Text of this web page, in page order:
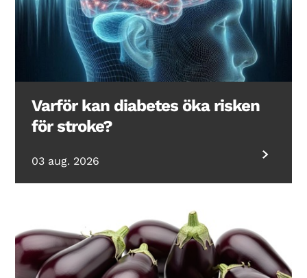
Varför kan diabetes öka risken
för stroke?
03 aug. 2026